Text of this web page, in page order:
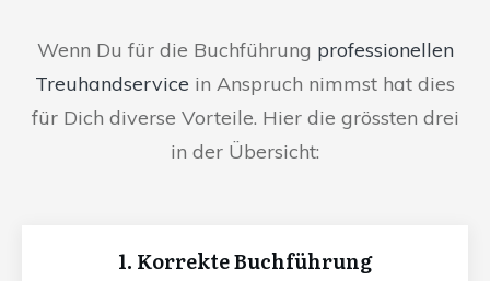
Wenn Du für die Buchführung professionellen
Treuhandservice in Anspruch nimmst hat dies
für Dich diverse Vorteile. Hier die grössten drei
in der Übersicht:
1. Korrekte Buchführung